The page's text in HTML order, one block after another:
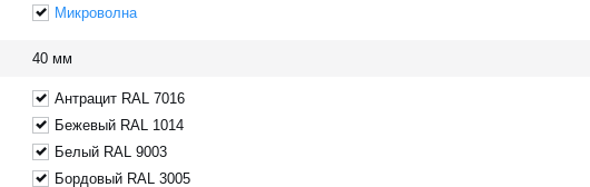
Микроволна
40 мм
Антрацит RAL 7016
Бежевый RAL 1014
Белый RAL 9003
Бордовый RAL 3005